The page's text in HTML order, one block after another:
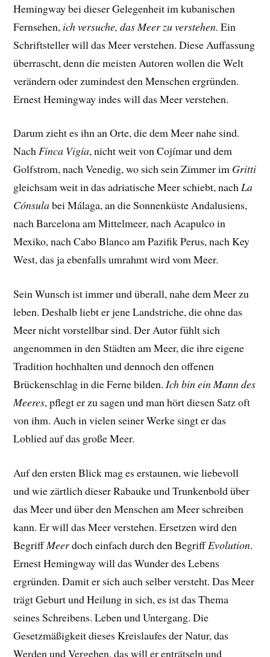
Hemingway bei dieser Gelegenheit im kubanischen
Fernsehen, ich versuche, das Meer zu verstehen.Ein
Schriftsteller will das Meer verstehen. Diese Auffassung
überrascht, denn die meisten Autoren wollen die Welt
verändern oder zumindest den Menschen ergründen.
Ernest Hemingway indes will das Meer verstehen.
Darum zieht es ihn an Orte, die dem Meer nahe sind.
NachFinca Vigía, nicht weit von Cojímar und dem
Golfstrom, nach Venedig, wo sich sein Zimmer im Gritti
gleichsam weit in das adriatische Meer schiebt, nachLa
Cónsulabei Málaga, an die Sonnenküste Andalusiens,
nach Barcelona am Mittelmeer, nach Acapulco in
Mexiko, nach Cabo Blanco am Pazifik Perus, nach Key
West, das ja ebenfalls umrahmt wird vom Meer.
Sein Wunsch ist immer und überall, nahe dem Meer zu
leben. Deshalb liebt er jene Landstriche, die ohne das
Meer nicht vorstellbar sind. Der Autor fühlt sich
angenommen in den Städten am Meer, die ihre eigene
Tradition hochhalten und dennoch den offenen
Brückenschlag in die Ferne bilden.Ich bin ein Mann des
Meeres, pflegt er zu sagen und man hört diesen Satz oft
von ihm. Auch in vielen seiner Werke singt er das
Loblied auf das große Meer.
Auf den ersten Blick mag es erstaunen, wie liebevoll
und wie zärtlich dieser Rabauke und Trunkenbold über
das Meer und über den Menschen am Meer schreiben
kann. Er will das Meer verstehen. Ersetzen wird den
BegriffMeerdoch einfach durch den BegriffEvolution.
Ernest Hemingway will das Wunder des Lebens
ergründen. Damit er sich auch selber versteht. Das Meer
trägt Geburt und Heilung in sich, es ist das Thema
seines Schreibens. Leben und Untergang. Die
Gesetzmäßigkeit dieses Kreislaufes der Natur, das
Werden und Vergehen, das will er enträtseln und